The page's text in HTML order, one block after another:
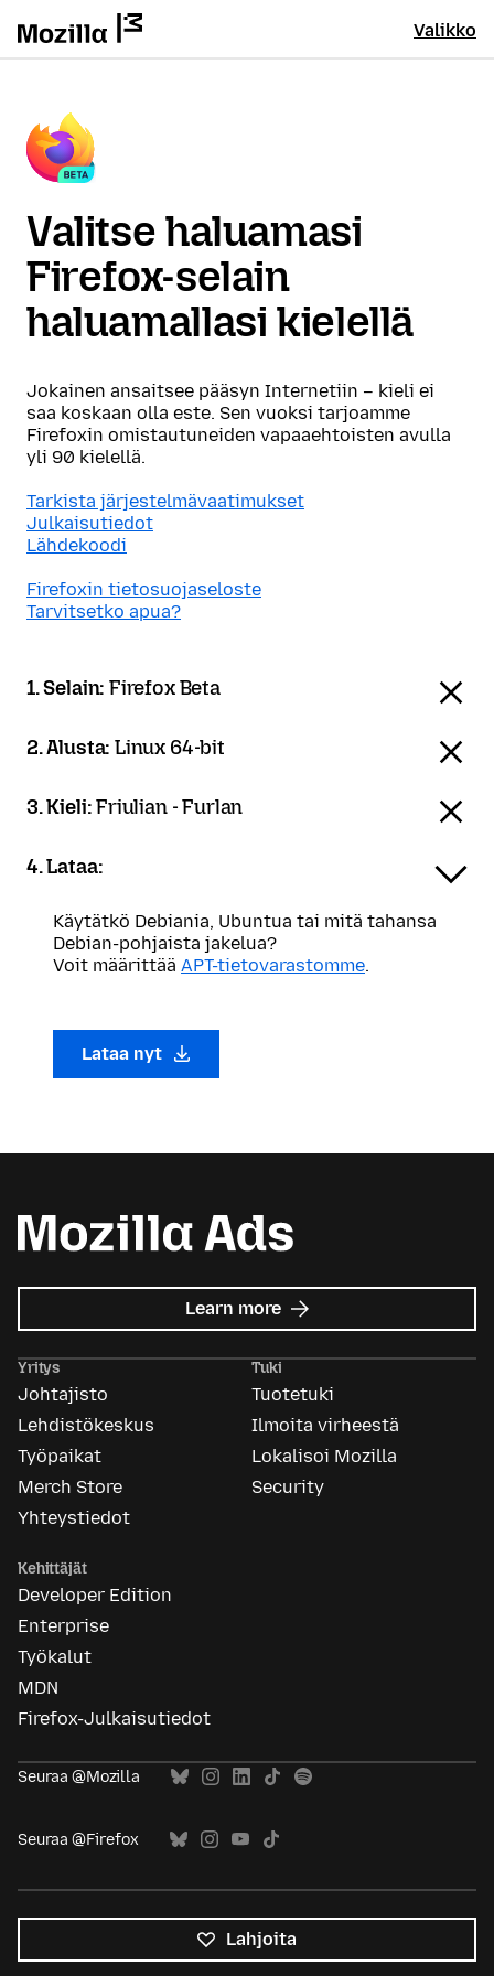
Valikko
Valitse haluamasi
Firefox-selain
haluamallasi kielellä
Jokainen ansaitsee pääsyn Internetiin – kieli ei
saa koskaan olla este. Sen vuoksi tarjoamme
Firefoxin omistautuneiden vapaaehtoisten avulla
yli 90 kielellä.
Tarkista järjestelmävaatimukset
Julkaisutiedot
Lähdekoodi
Firefoxin tietosuojaseloste
Tarvitsetko apua?
1. Selain:Firefox Beta
2. Alusta:Linux 64-bit
3. Kieli:Friulian - Furlan
4. Lataa:
Käytätkö Debiania, Ubuntua tai mitä tahansa
Debian-pohjaista jakelua?
Voit määrittää APT-tietovarastomme.
Lataa nyt
Learn more about
Mozilla
Yritys
Johtajisto
Lehdistökeskus
Työpaikat
Merch Store
Yhteystiedot
Tuki
Tuotetuki
Ilmoita virheestä
Lokalisoi Mozilla
Security
Kehittäjät
Developer Edition
Enterprise
Työkalut
MDN
Firefox-Julkaisutiedot
Seuraa @Mozilla
Seuraa @Firefox
Lahjoita